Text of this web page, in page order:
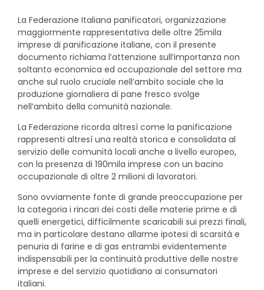
La Federazione Italiana panificatori, organizzazione
maggiormente rappresentativa delle oltre 25mila
imprese di panificazione italiane, con il presente
documento richiama l’attenzione sull’importanza non
soltanto economica ed occupazionale del settore ma
anche sul ruolo cruciale nell’ambito sociale che la
produzione giornaliera di pane fresco svolge
nell’ambito della comunità nazionale.
La Federazione ricorda altresì come la panificazione
rappresenti altresì una realtà storica e consolidata al
servizio delle comunità locali anche a livello europeo,
con la presenza di 190mila imprese con un bacino
occupazionale di oltre 2 milioni di lavoratori.
Sono ovviamente fonte di grande preoccupazione per
la categoria i rincari dei costi delle materie prime e di
quelli energetici, difficilmente scaricabili sui prezzi finali,
ma in particolare destano allarme ipotesi di scarsità e
penuria di farine e di gas entrambi evidentemente
indispensabili per la continuità produttive delle nostre
imprese e del servizio quotidiano ai consumatori
italiani.